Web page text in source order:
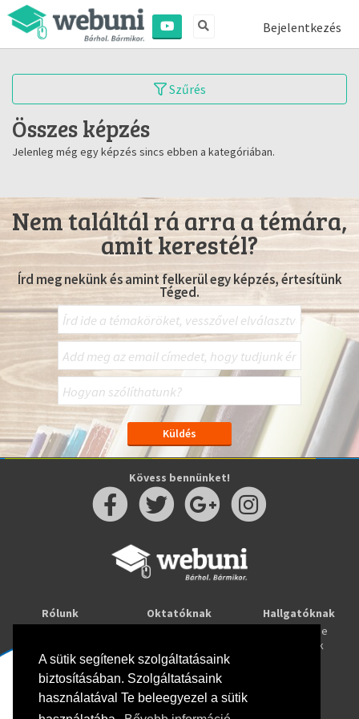
A sütik segítenek szolgáltatásaink
biztosításában. Szolgáltatásaink
használatával Te beleegyezel a sütik
Bejelentkezés
Szűrés
Összes képzés
Jelenleg még egy képzés sincs ebben a kategóriában.
Nem találtál rá arra a témára,
amit kerestél?
Írd meg nekünk és amint felkerül egy képzés, értesítünk
Téged.
Kövess bennünket!
Rólunk
Oktatóknak
Webuni Stúdió
Hallgatóknak
Tanulj online
Képzések
Info
Adatkezelési tájékoztató
ÁSZF